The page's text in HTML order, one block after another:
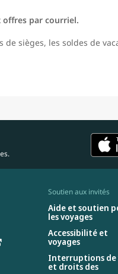
offres par courriel.
sièges, les soldes de
Soutien aux invités
Aide et soutien
les voyages
Accessibilité et
voyages
Interruptions de
et droits des